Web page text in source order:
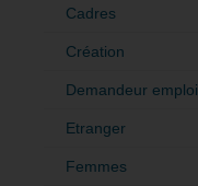
Cadres
Création
Demandeur emploi
Etranger
Femmes